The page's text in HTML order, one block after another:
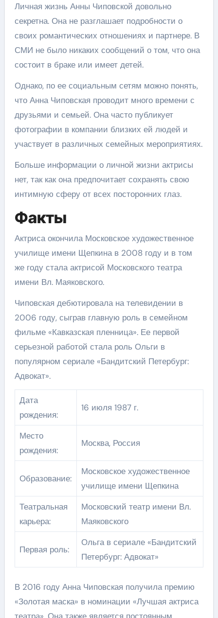
Личная жизнь Анны Чиповской довольно
секретна. Она не разглашает подробности о
своих романтических отношениях и партнере. В
СМИ не было никаких сообщений о том, что она
состоит в браке или имеет детей.
Однако, по ее социальным сетям можно понять,
что Анна Чиповская проводит много времени с
друзьями и семьей. Она часто публикует
фотографии в компании близких ей людей и
участвует в различных семейных мероприятиях.
Больше информации о личной жизни актрисы
нет, так как она предпочитает сохранять свою
интимную сферу от всех посторонних глаз.
Факты
Актриса окончила Московское художественное
училище имени Щепкина в 2008 году и в том
же году стала актрисой Московского театра
имени Вл. Маяковского.
Чиповская дебютировала на телевидении в
2006 году, сыграв главную роль в семейном
фильме «Кавказская пленница». Ее первой
серьезной работой стала роль Ольги в
популярном сериале «Бандитский Петербург:
Адвокат».
Дата
рождения:
16 июля 1987 г.
Место
рождения:
Москва, Россия
Образование:
Московское художественное
училище имени Щепкина
Театральная
карьера:
Московский театр имени Вл.
Маяковского
Первая роль:
Ольга в сериале «Бандитский
Петербург: Адвокат»
В 2016 году Анна Чиповская получила премию
«Золотая маска» в номинации «Лучшая актриса